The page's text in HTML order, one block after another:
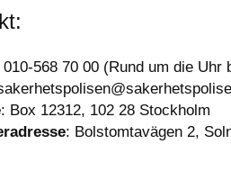
010-568 70 00 (Rund um die Uhr
: Box 12312, 102 28 Stockholm
: Bolstomtavägen 2,